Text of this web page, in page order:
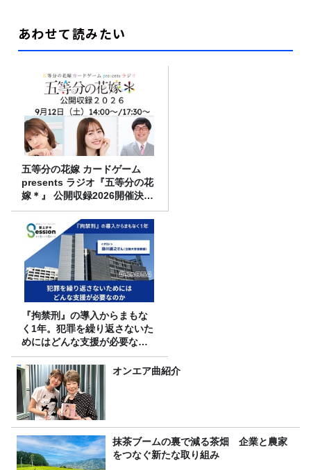
あわせて読みたい
五等分の花嫁 カードゲーム
presents ラジオ『五等分の花
嫁＊』 公開収録2026開催決
定！
『拘禁刑』の導入からまもな
く1年。犯罪を繰り返さないた
めにはどんな支援が必要なの
か
オンエア曲紹介
抹茶ブームの裏で減る茶畑 企業と農家
をつなぐ新たな取り組み